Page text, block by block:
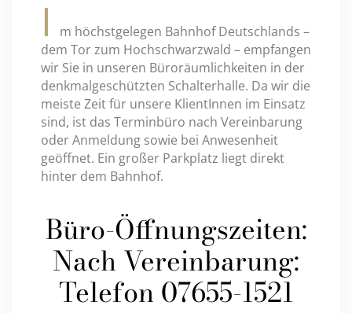
I
m höchstgelegen Bahnhof Deutschlands –
dem Tor zum Hochschwarzwald – empfangen
wir Sie in unseren Büroräumlichkeiten in der
denkmalgeschützten Schalterhalle. Da wir die
meiste Zeit für unsere KlientInnen im Einsatz
sind, ist das Terminbüro nach Vereinbarung
oder Anmeldung sowie bei Anwesenheit
geöffnet. Ein großer Parkplatz liegt direkt
hinter dem Bahnhof.
Büro-Öffnungszeiten:
Nach Vereinbarung:
Telefon 07655-1521